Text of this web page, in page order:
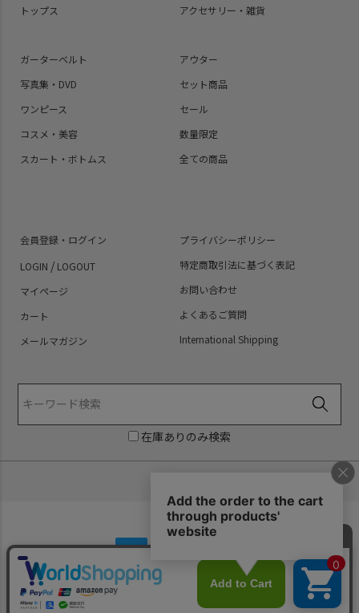
トップス
アクセサリー・雑貨
ガーターベルト
写真集・DVD
ワンピース
コスメ・美容
スカート・ボトムス
アウター
セット商品
セール
数量限定
全ての商品
会員登録・ログイン
LOGIN / LOGOUT
マイページ
カート
メールマガジン
プライバシーポリシー
特定商取引法に基づく表記
お問い合わせ
よくあるご質問
International Shipping
在庫ありのみ検索
Copyright (C) PredatorRat All Rights Reserved.